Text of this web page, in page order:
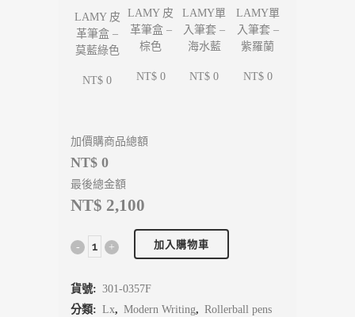
LAMY 皮
革筆盒 –
莫藍綠色
NT$ 0
LAMY 皮
革筆盒 –
棕色
NT$ 0
LAMY單
入筆套 –
海水藍
NT$ 0
LAMY單
入筆套 –
紫羅蘭
NT$ 0
加價購商品總額
NT$ 0
最後總金額
NT$ 2,100
加入購物車
貨號: 301-0357F
分類: Lx, Modern Writing, Rollerball pens